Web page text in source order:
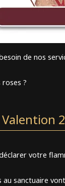
de nos
?
votre
sanctuaire